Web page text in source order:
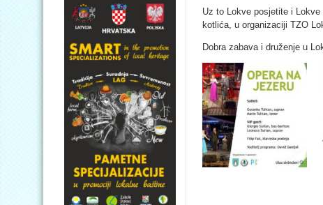
Uz to Lokve posjetite i
kotlića, u organizaciji TZO
Dobra zabava i druženje u